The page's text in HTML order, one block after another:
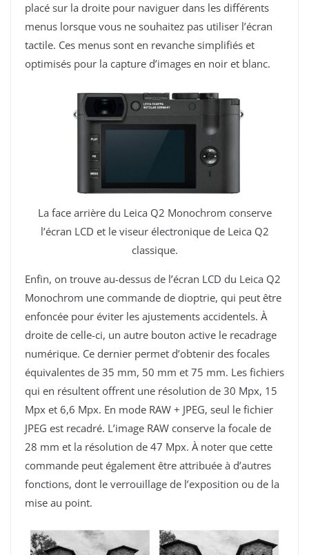
placé sur la droite pour naviguer dans les différents
menus lorsque vous ne souhaitez pas utiliser l’écran
tactile. Ces menus sont en revanche simplifiés et
optimisés pour la capture d’images en noir et blanc.
La face arrière du Leica Q2 Monochrom conserve
l’écran LCD et le viseur électronique de Leica Q2
classique.
Enfin, on trouve au-dessus de l’écran LCD du Leica Q2
Monochrom une commande de dioptrie, qui peut être
enfoncée pour éviter les ajustements accidentels. À
droite de celle-ci, un autre bouton active le recadrage
numérique. Ce dernier permet d’obtenir des focales
équivalentes de 35 mm, 50 mm et 75 mm. Les fichiers
qui en résultent offrent une résolution de 30 Mpx, 15
Mpx et 6,6 Mpx. En mode RAW + JPEG, seul le fichier
JPEG est recadré. L’image RAW conserve la focale de
28 mm et la résolution de 47 Mpx. À noter que cette
commande peut également être attribuée à d’autres
fonctions, dont le verrouillage de l’exposition ou de la
mise au point.